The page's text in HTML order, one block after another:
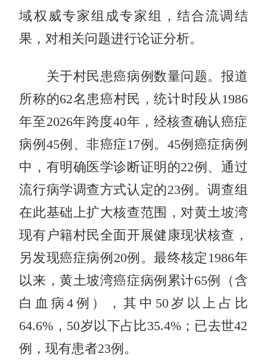
域权威专家组成专家组，结合流调结
果，对相关问题进行论证分析。
关于村民患癌病例数量问题。报道
所称的62名患癌村民，统计时段从1986
年至2026年跨度40年，经核查确认癌症
病例45例、非癌症17例。45例癌症病例
中，有明确医学诊断证明的22例、通过
流行病学调查方式认定的23例。调查组
在此基础上扩大核查范围，对黄土坡湾
现有户籍村民全面开展健康现状核查，
另发现癌症病例20例。最终核定1986年
以来，黄土坡湾癌症病例累计65例（含
白血病4例），其中50岁以上占比
64.6%，50岁以下占比35.4%；已去世42
例，现有患者23例。